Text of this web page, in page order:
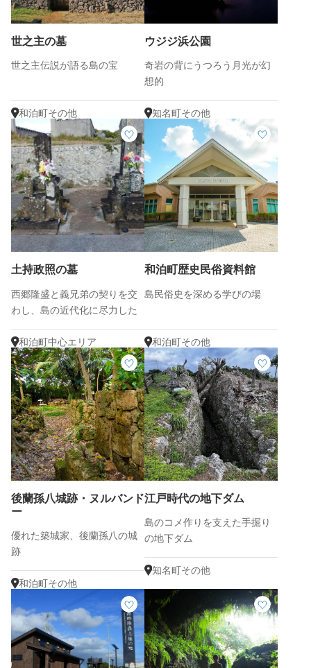
世之主の墓
世之主伝説が語る島の宝
和泊町その他
ウジジ浜公園
奇岩の背にうつろう月光が幻
想的
知名町その他
土持政照の墓
西郷隆盛と義兄弟の契りを交
わし、島の近代化に尽力した
和泊町中心エリア
和泊町歴史民俗資料館
島民俗史を深める学びの場
和泊町その他
後蘭孫八城跡・ヌルバンド
ー
優れた築城家、後蘭孫八の城
跡
和泊町その他
江戸時代の地下ダム
島のコメ作りを支えた手掘り
の地下ダム
知名町その他